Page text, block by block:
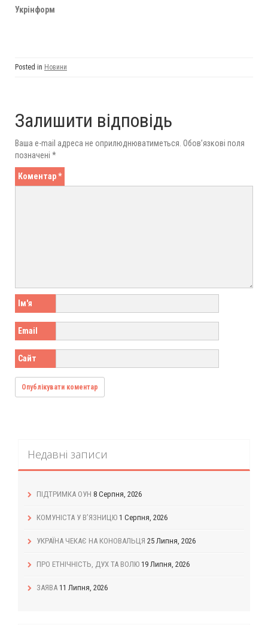
Укрінформ
Posted in Новини
Залишити відповідь
Ваша e-mail адреса не оприлюднюватиметься. Обов’язкові поля
позначені *
Коментар*
Ім'я
Email
Сайт
Недавні записи
ПІДТРИМКА ОУН 8 Серпня, 2026
КОМУНІСТА У В’ЯЗНИЦЮ 1 Серпня, 2026
УКРАЇНА ЧЕКАЄ НА КОНОВАЛЬЦЯ 25 Липня, 2026
ПРО ЕТНІЧНІСТЬ, ДУХ ТА ВОЛЮ 19 Липня, 2026
ЗАЯВА 11 Липня, 2026